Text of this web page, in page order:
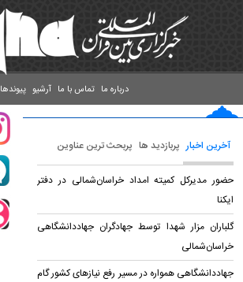
پیوندها آرشیو تماس با ما درباره ما
آخرین اخبار پربازدید ها پربحث ترین عناوین
حضور مدیرکل کمیته امداد خراسان‌شمالی در دفتر
ایکنا
گلباران مزار شهدا توسط جهادگران جهاد‌دانشگاهی
خراسان‌شمالی
جهاددانشگاهی همواره در مسیر رفع نیازهای کشور گام